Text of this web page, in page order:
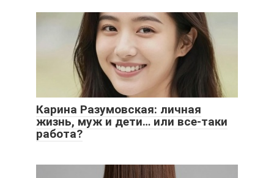
Карина Разумовская: личная
жизнь, муж и дети… или все-таки
работа?